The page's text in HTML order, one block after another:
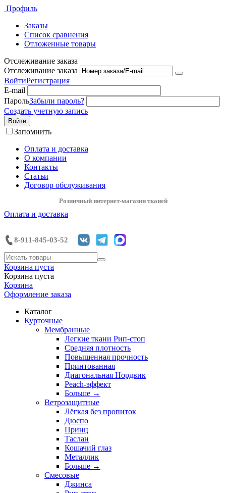
Профиль
Заказы
Список сравнения
Отложенные товары
Отслеживание заказа
Отслеживание заказа
ВойтиРегистрация
E-mail
ПарольЗабыли пароль?
Создать учетную запись
Войти
Запомнить
Оплата и доставка
О компании
Контакты
Статьи
Договор обслуживания
Розничный интернет-магазин тканей
Оплата и доставка
8-911-845-03-52
Корзина пуста
Корзина пуста
Корзина
Оформление заказа
Каталог
Курточные
Мембранные
Легкие ткани Рип-стоп
Средняя плотность
Повышенная прочность
Принтованная
Диагональная Нордвик
Peach-эффект
Больше →
Ветрозащитные
Лёгкая без пропиток
Дюспо
Принц
Таслан
Кошачий глаз
Металлик
Больше →
Смесовые
Джинса